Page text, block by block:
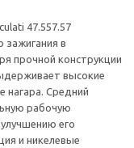
47.557.57
зажигания в
прочной конструкции
высокие
нагара. Средний
рабочую
его
и никелевые